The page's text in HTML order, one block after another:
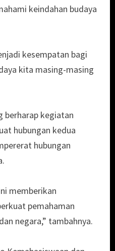
keindahan budaya
kesempatan bagi
kita masing-masing
berharap kegiatan
hubungan kedua
hubungan
memberikan
pemahaman
negara,” tambahnya.